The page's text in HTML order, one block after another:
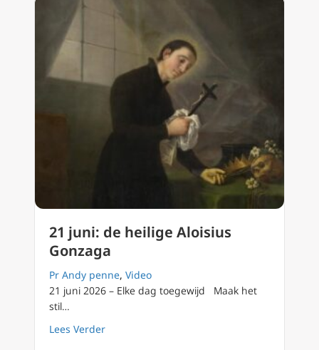
21 juni: de heilige Aloisius
Gonzaga
Pr Andy penne, Video
21 juni 2026 – Elke dag toegewijd Maak het
stil…
Lees Verderabout 21 juni: de heilige Aloisius Gonzaga